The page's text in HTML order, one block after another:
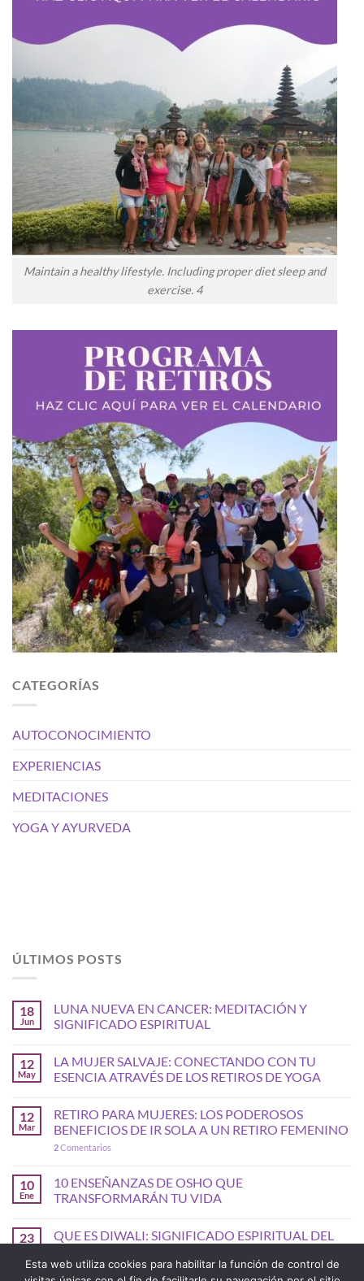
Maintain a healthy lifestyle. Including proper diet sleep and
exercise. 4
CATEGORÍAS
AUTOCONOCIMIENTO
EXPERIENCIAS
MEDITACIONES
YOGA Y AYURVEDA
ÚLTIMOS POSTS
18
Jun
LUNA NUEVA EN CANCER: MEDITACIÓN Y
SIGNIFICADO ESPIRITUAL
12
May
LA MUJER SALVAJE: CONECTANDO CON TU
ESENCIA ATRAVÉS DE LOS RETIROS DE YOGA
12
Mar
RETIRO PARA MUJERES: LOS PODEROSOS
BENEFICIOS DE IR SOLA A UN RETIRO FEMENINO
2Comentarios
10
Ene
10 ENSEÑANZAS DE OSHO QUE
TRANSFORMARÁN TU VIDA
23
QUE ES DIWALI: SIGNIFICADO ESPIRITUAL DEL
Esta web utiliza cookies para habilitar la función de control de